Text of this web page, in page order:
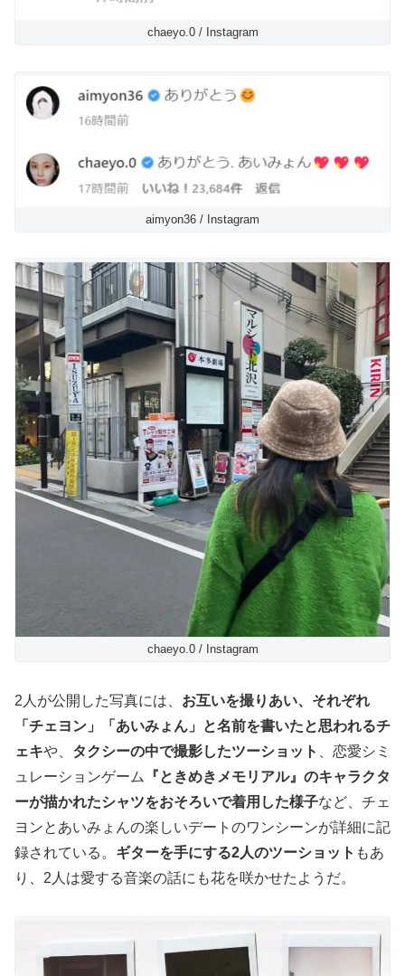
chaeyo.0 / Instagram
aimyon36 / Instagram
chaeyo.0 / Instagram
2人が公開した写真には、 お互いを撮りあい、それぞれ
「チェヨン」「あいみょん」と名前を書いたと思われるチ
ェキや、 タクシーの中で撮影したツーショット
、恋愛シミ
ュレーションゲーム
『ときめきメモリアル』のキャラクタ
ーが描かれたシャツをおそろいで着用した様子など、チェ
ヨンとあいみょんの楽しいデートのワンシーンが詳細に記
録されている。 ギターを手にする2人のツーショット もあ
り、2人は愛する音楽の話にも花を咲かせたようだ。